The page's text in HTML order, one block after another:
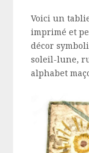
Voici un
imprimé et
décor
soleil-lune,
alphabet